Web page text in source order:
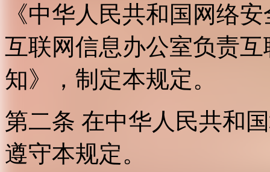
《中华人民共和国网络
互联网信息办公室负责
知》，制定本规定。
第二条 在中华人民共和
遵守本规定。